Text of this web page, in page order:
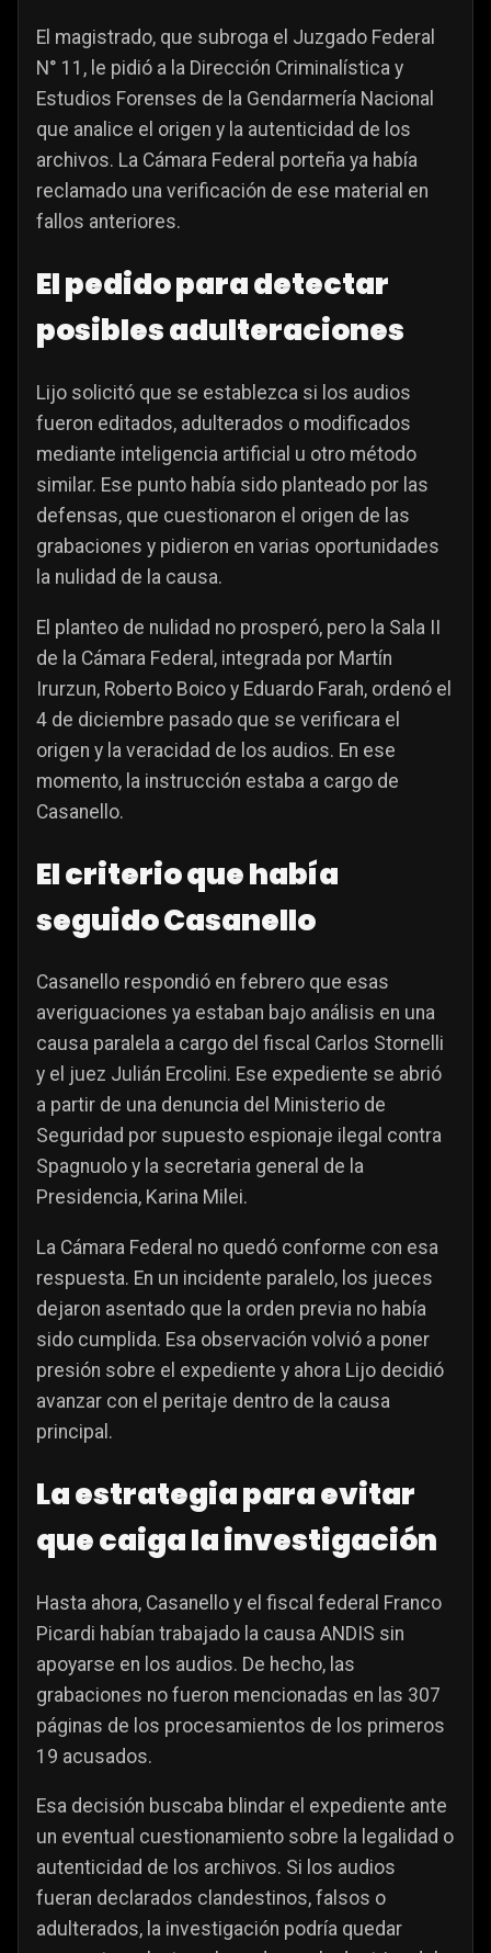
El magistrado, que subroga el Juzgado Federal
N° 11, le pidió a la Dirección Criminalística y
Estudios Forenses de la Gendarmería Nacional
que analice el origen y la autenticidad de los
archivos. La Cámara Federal porteña ya había
reclamado una verificación de ese material en
fallos anteriores.
El pedido para detectar
posibles adulteraciones
Lijo solicitó que se establezca si los audios
fueron editados, adulterados o modificados
mediante inteligencia artificial u otro método
similar. Ese punto había sido planteado por las
defensas, que cuestionaron el origen de las
grabaciones y pidieron en varias oportunidades
la nulidad de la causa.
El planteo de nulidad no prosperó, pero la Sala II
de la Cámara Federal, integrada por Martín
Irurzun, Roberto Boico y Eduardo Farah, ordenó el
4 de diciembre pasado que se verificara el
origen y la veracidad de los audios. En ese
momento, la instrucción estaba a cargo de
Casanello.
El criterio que había
seguido Casanello
Casanello respondió en febrero que esas
averiguaciones ya estaban bajo análisis en una
causa paralela a cargo del fiscal Carlos Stornelli
y el juez Julián Ercolini. Ese expediente se abrió
a partir de una denuncia del Ministerio de
Seguridad por supuesto espionaje ilegal contra
Spagnuolo y la secretaria general de la
Presidencia, Karina Milei.
La Cámara Federal no quedó conforme con esa
respuesta. En un incidente paralelo, los jueces
dejaron asentado que la orden previa no había
sido cumplida. Esa observación volvió a poner
presión sobre el expediente y ahora Lijo decidió
avanzar con el peritaje dentro de la causa
principal.
La estrategia para evitar
que caiga la investigación
Hasta ahora, Casanello y el fiscal federal Franco
Picardi habían trabajado la causa ANDIS sin
apoyarse en los audios. De hecho, las
grabaciones no fueron mencionadas en las 307
páginas de los procesamientos de los primeros
19 acusados.
Esa decisión buscaba blindar el expediente ante
un eventual cuestionamiento sobre la legalidad o
autenticidad de los archivos. Si los audios
fueran declarados clandestinos, falsos o
adulterados, la investigación podría quedar